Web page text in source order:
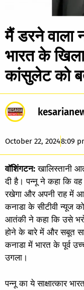
मैं डरने वाला
भारत के
कांसुलेट को
October 22, 20248:09
वॉशिंगटन:खालिस्तानी
दी है। पन्नू ने कहा कि
रखेगा और अपनी राह में
कनाडा के सीटीवी न्यूज
आतंकी ने कहा कि उसे
होने के बारे में और सबूत
कनाडा में भारत के पूर्व
उगला।
पन्नू का ये साक्षात्कार